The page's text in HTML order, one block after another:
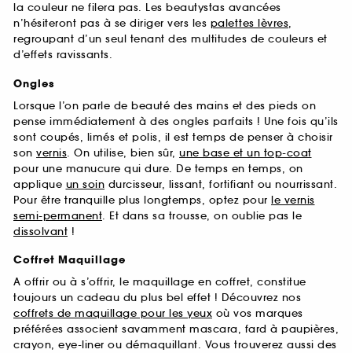
la couleur ne filera pas. Les beautystas avancées
n’hésiteront pas à se diriger vers les palettes lèvres,
regroupant d’un seul tenant des multitudes de couleurs et
d’effets ravissants.
Ongles
Lorsque l’on parle de beauté des mains et des pieds on
pense immédiatement à des ongles parfaits ! Une fois qu’ils
sont coupés, limés et polis, il est temps de penser à choisir
son vernis. On utilise, bien sûr, une base et un top-coat
pour une manucure qui dure. De temps en temps, on
applique un soin durcisseur, lissant, fortifiant ou nourrissant.
Pour être tranquille plus longtemps, optez pour le vernis
semi-permanent. Et dans sa trousse, on oublie pas le
dissolvant !
Coffret Maquillage
A offrir ou à s’offrir, le maquillage en coffret, constitue
toujours un cadeau du plus bel effet ! Découvrez nos
coffrets de maquillage pour les yeux où vos marques
préférées associent savamment mascara, fard à paupières,
crayon, eye-liner ou démaquillant. Vous trouverez aussi des